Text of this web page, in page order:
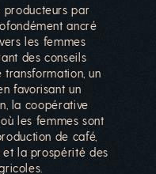
producteurs par
ancré
les femmes
des conseils
transformation, un
favorisant un
la coopérative
les femmes sont
de café,
la prospérité des